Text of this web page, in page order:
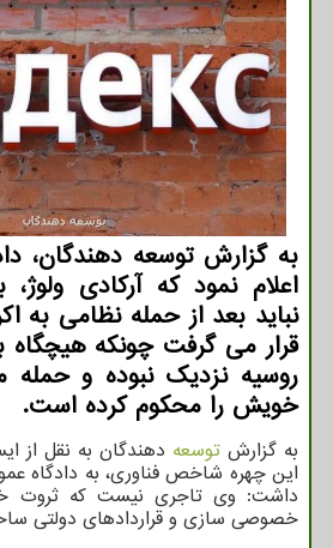
به گزارش توسعه دهندگان،
اعلام نمود که آرکادی ولوژ،
نباید بعد از حمله نظامی به
قرار می گرفت چونکه
روسیه نزدیک نبوده و
خویش را محکوم کرده است.
به گزارش توسعه دهندگان به نقل از
این چهره شاخص فناوری، به دادگاه
داشت: وی تاجری نیست که ثروت
خصوصی سازی و قراردادهای دولتی